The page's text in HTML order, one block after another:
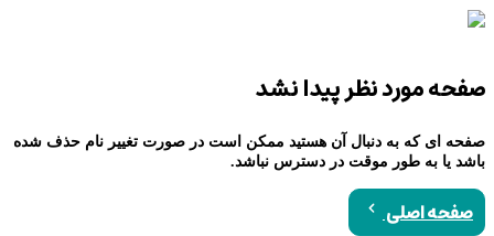
صفحه مورد نظر پیدا نشد
صفحه ای که به دنبال آن هستید ممکن است در صورت تغییر نام حذف شده
باشد یا به طور موقت در دسترس نباشد.
صفحه اصلی